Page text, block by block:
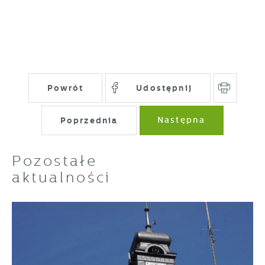
Powrót Udostępnij
Poprzednia Następna
Pozostałe
aktualności